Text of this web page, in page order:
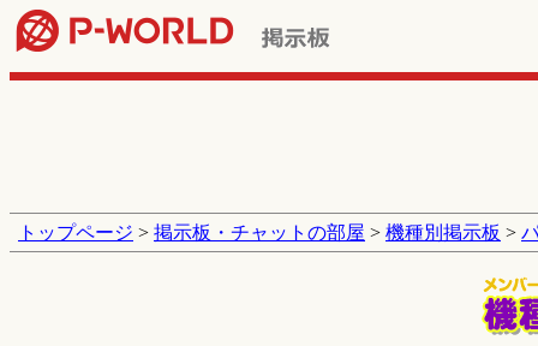
トップページ > 掲示板・チャットの部屋 > 機種別掲示板 >